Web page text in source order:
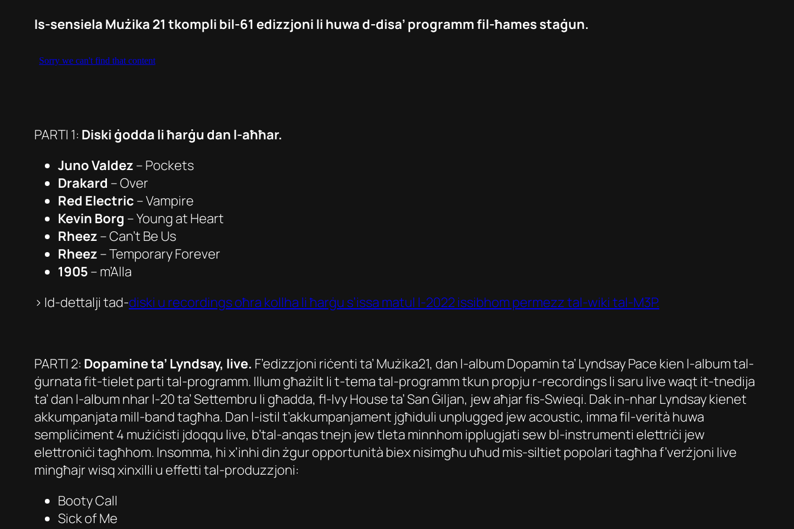
Is-sensiela Mużika 21 tkompli bil-61 edizzjoni li huwa d-disa’ programm fil-ħames staġun.
PARTI 1: Diski ġodda li ħarġu dan l-aħħar.
Juno Valdez – Pockets
Drakard –Over
Red Electric – Vampire
Kevin Borg –Young at Heart
Rheez –Can’t Be Us
Rheez –Temporary Forever
1905 – m’Alla
> Id-dettalji tad-diski u recordings oħra kollha li ħarġu s’issa matul l-2022 issibhom permezz tal-wiki tal-M3P.
PARTI 2: Dopamine ta’ Lyndsay, live. F’edizzjoni riċenti ta’ Mużika21, dan l-album Dopamin ta’ Lyndsay Pace kien l-album tal-
ġurnata fit-tielet parti tal-programm. Illum għażilt li t-tema tal-programm tkun propju r-recordings li saru live waqt it-tnedija
ta’ dan l-album nhar l-20 ta’ Settembru li għadda, fl-Ivy House ta’ San Ġiljan, jew aħjar fis-Swieqi. Dak in-nhar Lyndsay kienet
akkumpanjata mill-band tagħha. Dan l-istil t’akkumpanjament jgħiduli unplugged jew acoustic, imma fil-verità huwa
sempliċiment 4 mużiċisti jdoqqu live, b’tal-anqas tnejn jew tleta minnhom ipplugjati sew bl-instrumenti elettriċi jew
elettroniċi tagħhom. Insomma, hi x’inhi din żgur opportunità biex nisimgħu uħud mis-siltiet popolari tagħha f’verżjoni live
mingħajr wisq xinxilli u effetti tal-produzzjoni:
Booty Call
Sick of Me